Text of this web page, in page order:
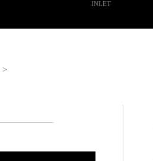
绍兴市越城区胜利东路379号世茂天际
南昌市红谷滩新区红谷中大道998号绿
INLET
>